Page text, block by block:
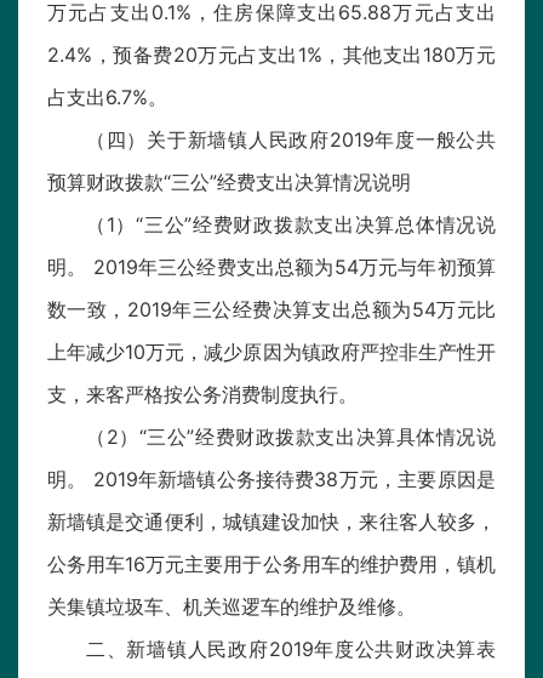
万元占支出0.1%，住房保障支出65.88万元占支出
2.4%，预备费20万元占支出1%，其他支出180万元
占支出6.7%。
（四）关于新墙镇人民政府2019年度一般公共
预算财政拨款“三公”经费支出决算情况说明
（1）“三公”经费财政拨款支出决算总体情况说
明。 2019年三公经费支出总额为54万元与年初预算
数一致，2019年三公经费决算支出总额为54万元比
上年减少10万元，减少原因为镇政府严控非生产性开
支，来客严格按公务消费制度执行。
（2）“三公”经费财政拨款支出决算具体情况说
明。 2019年新墙镇公务接待费38万元，主要原因是
新墙镇是交通便利，城镇建设加快，来往客人较多，
公务用车16万元主要用于公务用车的维护费用，镇机
关集镇垃圾车、机关巡逻车的维护及维修。
二、新墙镇人民政府2019年度公共财政决算表